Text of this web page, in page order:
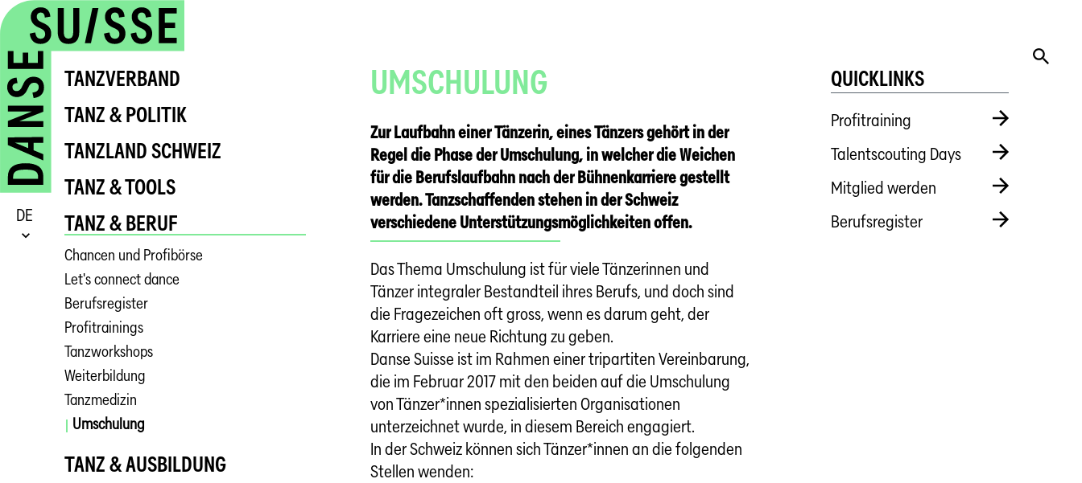
DE
TANZVERBAND
TANZ & POLITIK
TANZLAND SCHWEIZ
TANZ & TOOLS
TANZ & BERUF
Chancen und Profibörse
Let's connect dance
Berufsregister
Profitrainings
Tanzworkshops
Weiterbildung
Tanzmedizin
Umschulung
TANZ & AUSBILDUNG
UMSCHULUNG
Zur Laufbahn einer Tänzerin, eines Tänzers gehört in der
Regel die Phase der Umschulung, in welcher die Weichen
für die Berufslaufbahn nach der Bühnenkarriere gestellt
werden. Tanzschaffenden stehen in der Schweiz
verschiedene Unterstützungsmöglichkeiten offen.
Das Thema Umschulung ist für viele Tänzerinnen und
Tänzer integraler Bestandteil ihres Berufs, und doch sind
die Fragezeichen oft gross, wenn es darum geht, der
Karriere eine neue Richtung zu geben.
Danse Suisse ist im Rahmen einer tripartiten Vereinbarung,
die im Februar 2017 mit den beiden auf die Umschulung
von Tänzer*innen spezialisierten Organisationen
unterzeichnet wurde, in diesem Bereich engagiert.
In der Schweiz können sich Tänzer*innen an die folgenden
Stellen wenden:
QUICKLINKS
Profitraining
Talentscouting Days
Mitglied werden
Berufsregister